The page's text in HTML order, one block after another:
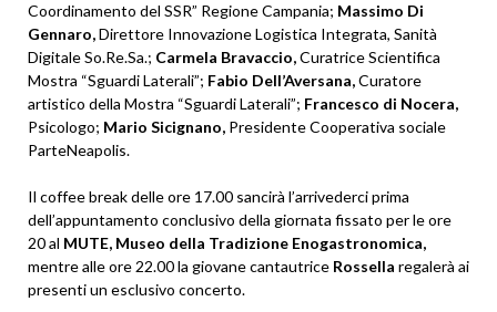
Coordinamento del SSR” Regione Campania; Massimo Di
Gennaro,Direttore Innovazione Logistica Integrata, Sanità
Digitale So.Re.Sa.; Carmela Bravaccio,Curatrice Scientifica
Mostra “Sguardi Laterali”; Fabio Dell’Aversana,Curatore
artistico della Mostra “Sguardi Laterali”; Francesco di Nocera,
Psicologo; Mario Sicignano, Presidente Cooperativa sociale
ParteNeapolis.
Il coffee break delle ore 17.00 sancirà l’arrivederci prima
dell’appuntamento conclusivo della giornata fissato per le ore
20 al MUTE, Museo della Tradizione Enogastronomica,
mentre alle ore 22.00 la giovane cantautrice Rossella regalerà ai
presenti un esclusivo concerto.